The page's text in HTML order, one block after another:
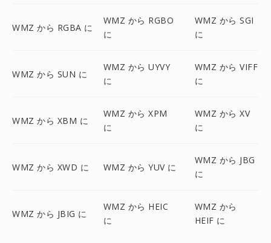
WMZ から RGBA に
WMZ から RGBO
に
WMZ から SGI
に
WMZ から SUN に
WMZ から UYVY
に
WMZ から VIFF
に
WMZ から XBM に
WMZ から XPM
に
WMZ から XV
に
WMZ から XWD に WMZ から YUV に
WMZ から JBG
に
WMZ から JBIG に
WMZ から HEIC
に
WMZ から
HEIF に